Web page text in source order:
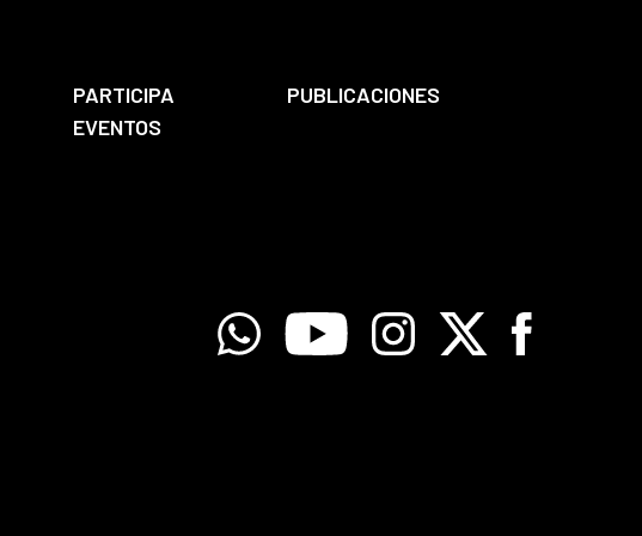
PARTICIPA
PUBLICACIONES
EVENTOS
WhatsappYoutube Instagram
X Facebook